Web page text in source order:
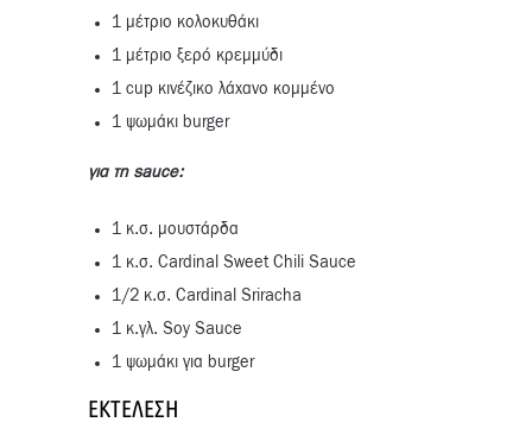
1 μέτριο κολοκυθάκι
1 μέτριο ξερό κρεμμύδι
1 cup κινέζικο λάχανο κομμένο
1 ψωμάκι burger
για τη sauce:
1 κ.σ. μουστάρδα
1 κ.σ. Cardinal Sweet Chili Sauce
1/2 κ.σ. Cardinal Sriracha
1 κ.γλ. Soy Sauce
1 ψωμάκι για burger
ΕΚΤΈΛΕΣΗ